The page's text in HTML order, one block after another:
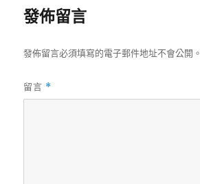
發佈留言
發佈留言必須填寫的電子郵件地址不會公開。
留言 *